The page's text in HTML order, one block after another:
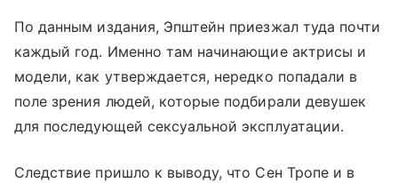
По данным издания, Эпштейн приезжал туда почти
каждый год. Именно там начинающие актрисы и
модели, как утверждается, нередко попадали в
поле зрения людей, которые подбирали девушек
для последующей сексуальной эксплуатации.
Следствие пришло к выводу, что Сен Тропе и в